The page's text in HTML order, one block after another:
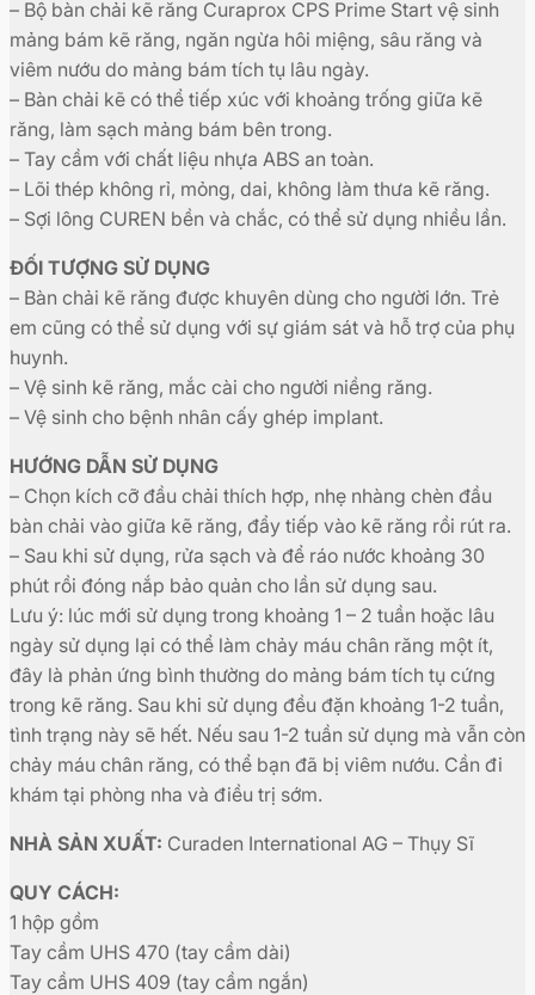
– Bộ bàn chải kẽ răng Curaprox CPS Prime Start vệ sinh
mảng bám kẽ răng, ngăn ngừa hôi miệng, sâu răng và
viêm nướu do mảng bám tích tụ lâu ngày.
– Bàn chải kẽ có thể tiếp xúc với khoảng trống giữa kẽ
răng, làm sạch mảng bám bên trong.
– Tay cầm với chất liệu nhựa ABS an toàn.
– Lõi thép không rỉ, mỏng, dai, không làm thưa kẽ răng.
– Sợi lông CUREN bền và chắc, có thể sử dụng nhiều lần.
ĐỐI TƯỢNG SỬ DỤNG
– Bàn chải kẽ răng được khuyên dùng cho người lớn. Trẻ
em cũng có thể sử dụng với sự giám sát và hỗ trợ của phụ
huynh.
– Vệ sinh kẽ răng, mắc cài cho người niềng răng.
– Vệ sinh cho bệnh nhân cấy ghép implant.
HƯỚNG DẪN SỬ DỤNG
– Chọn kích cỡ đầu chải thích hợp, nhẹ nhàng chèn đầu
bàn chải vào giữa kẽ răng, đẩy tiếp vào kẽ răng rồi rút ra.
– Sau khi sử dụng, rửa sạch và để ráo nước khoảng 30
phút rồi đóng nắp bảo quản cho lần sử dụng sau.
Lưu ý: lúc mới sử dụng trong khoảng 1 – 2 tuần hoặc lâu
ngày sử dụng lại có thể làm chảy máu chân răng một ít,
đây là phản ứng bình thường do mảng bám tích tụ cứng
trong kẽ răng. Sau khi sử dụng đều đặn khoảng 1-2 tuần,
tình trạng này sẽ hết. Nếu sau 1-2 tuần sử dụng mà vẫn còn
chảy máu chân răng, có thể bạn đã bị viêm nướu. Cần đi
khám tại phòng nha và điều trị sớm.
NHÀ SẢN XUẤT: Curaden International AG – Thụy Sĩ
QUY CÁCH:
1 hộp gồm
Tay cầm UHS 470 (tay cầm dài)
Tay cầm UHS 409 (tay cầm ngắn)